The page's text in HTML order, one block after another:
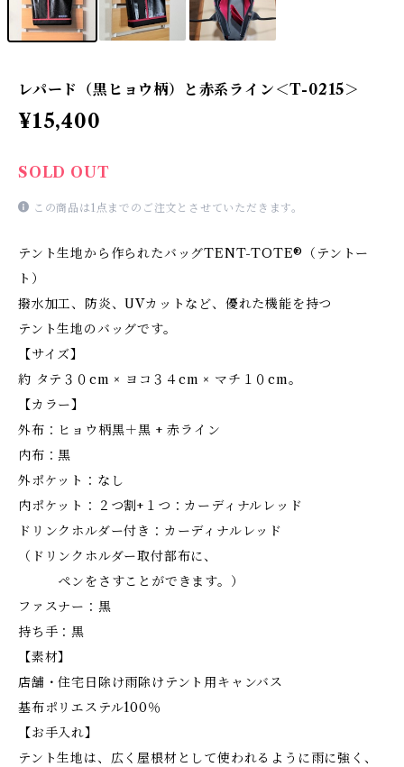
レパード（黒ヒョウ柄）と赤系ライン＜T-0215＞
¥15,400
SOLD OUT
この商品は1点までのご注文とさせていただきます。
テント生地から作られたバッグTENT-TOTE®（テントー
ト）
撥水加工、防炎、UVカットなど、優れた機能を持つ
テント生地のバッグです。
【サイズ】
約 タテ３０cm × ヨコ３４cm × マチ１０cm。
【カラー】
外布：ヒョウ柄黒＋黒 + 赤ライン
内布：黒
外ポケット：なし
内ポケット：２つ割+１つ：カーディナルレッド
ドリンクホルダー付き：カーディナルレッド
（ドリンクホルダー取付部布に、
ペンをさすことができます。）
ファスナー：黒
持ち手：黒
【素材】
店舗・住宅日除け雨除けテント用キャンバス
基布ポリエステル100％
【お手入れ】
テント生地は、広く屋根材として使われるように雨に強く、